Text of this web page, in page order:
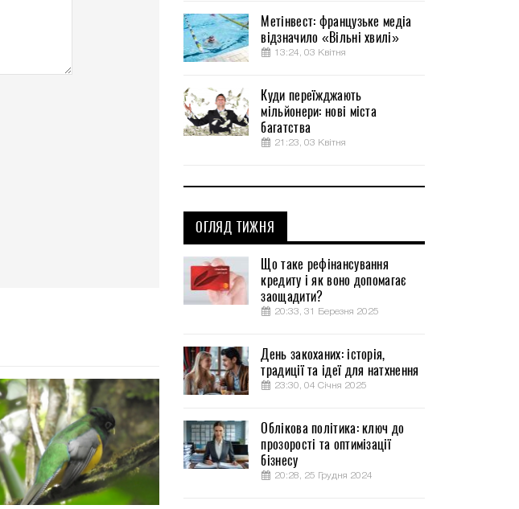
Метінвест: французьке медіа
відзначило «Вільні хвилі»
13:24, 03 Квітня
Куди переїжджають
мільйонери: нові міста
багатства
21:23, 03 Квітня
ОГЛЯД ТИЖНЯ
Що таке рефінансування
кредиту і як воно допомагає
заощадити?
20:33, 31 Березня 2025
День закоханих: історія,
традиції та ідеї для натхнення
23:30, 04 Січня 2025
Облікова політика: ключ до
прозорості та оптимізації
бізнесу
20:28, 25 Грудня 2024